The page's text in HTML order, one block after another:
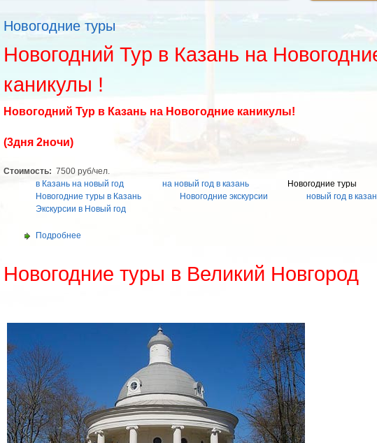
Новогодние туры
Новогодний Тур в Казань на
каникулы !
Новогодний Тур в Казань на Новогодние каникулы!
(3дня 2ночи)
Стоимость: 7500 руб/чел.
в Казань на новый год
на новый год в казань
Новогодние туры
Новогодние туры в Казань
Новогодние экскурсии
новый год в
Экскурсии в Новый год
Подробнее
Новогодние туры в Великий Новгород